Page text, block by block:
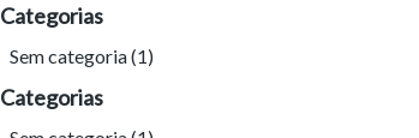
Categorias
Sem categoria(1)
Categorias